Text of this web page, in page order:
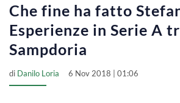
Che fine ha fatto
Esperienze in Serie A
Sampdoria
di Danilo Loria 6 Nov 2018 | 01:06